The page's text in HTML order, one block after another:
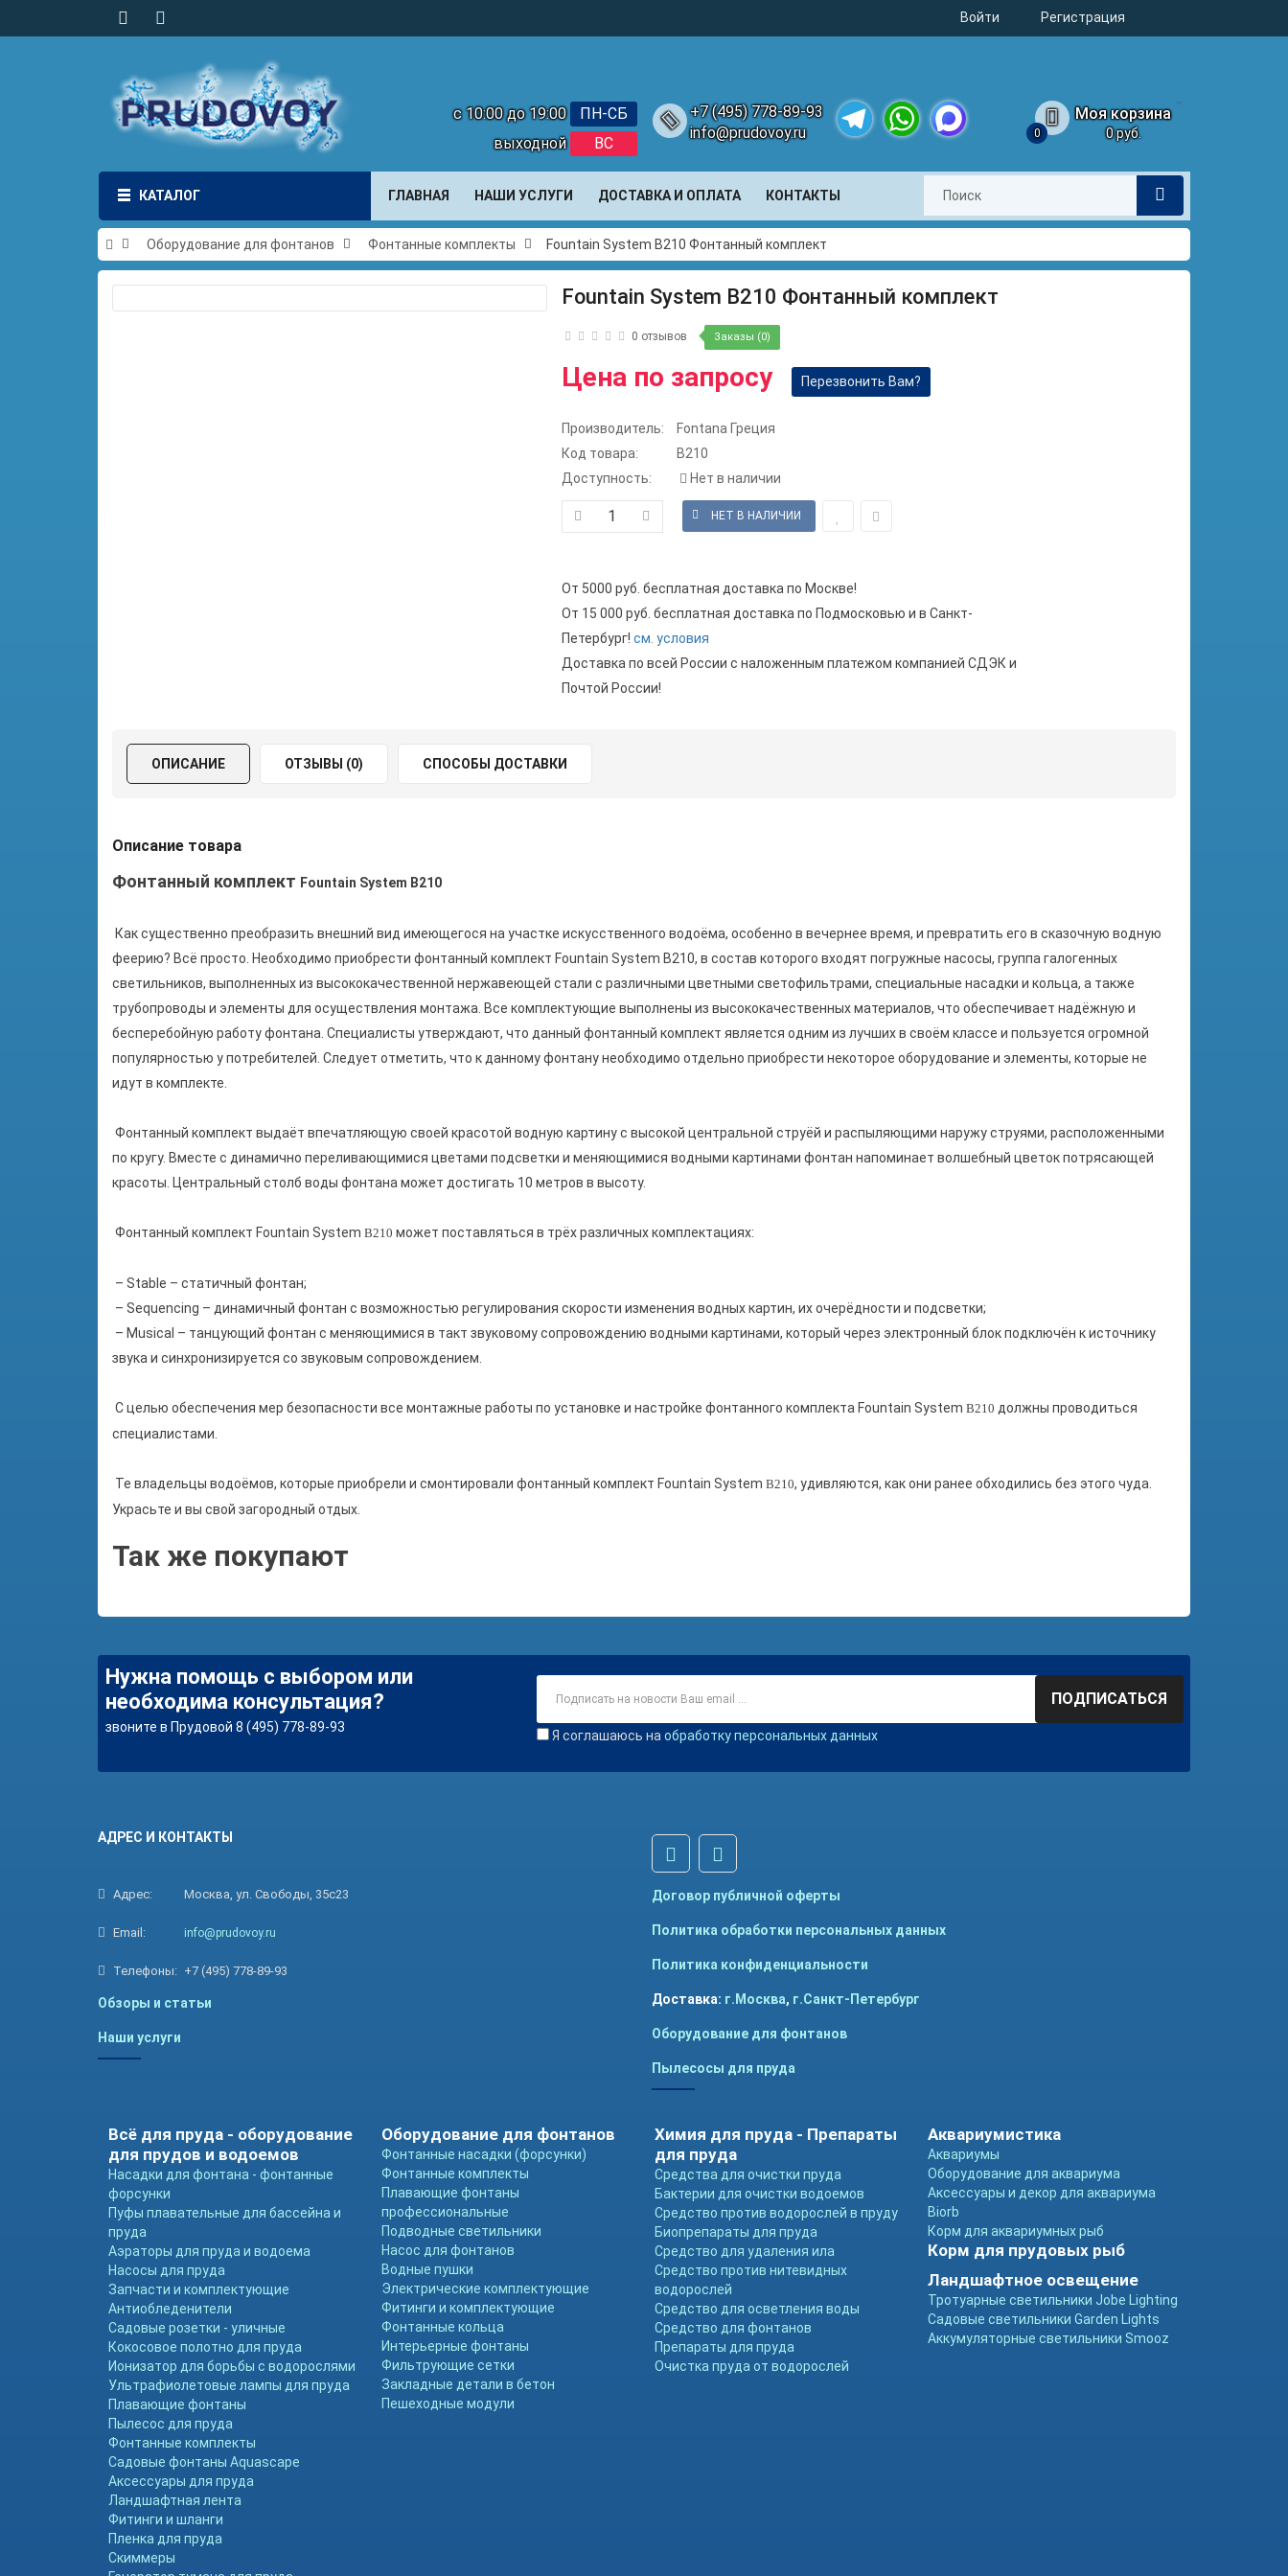
Войти Регистрация
с 10:00 до 19:00
ПН-СБ
выходной
ВС
+7 (495) 778-89-93
info@prudovoy.ru
Моя корзина
0 0 руб.
КАТАЛОГ ГЛАВНАЯ НАШИ УСЛУГИ ДОСТАВКА И ОПЛАТА КОНТАКТЫ
Оборудование для фонтанов Фонтанные комплекты Fountain System B210 Фонтанный комплект
Fountain System B210 Фонтанный комплект
0 отзывов Заказы (0)
Цена по запросу Перезвонить Вам?
Производитель:
Fontana Греция
Код товара:
B210
Доступность:
Нет в наличии
От 5000 руб. бесплатная доставка по Москве!
От 15 000 руб. бесплатная доставка по Подмосковью и в Санкт-
Петербург! см. условия
Доставка по всей России с наложенным платежом компанией СДЭК и
Почтой России!
ОПИСАНИЕ ОТЗЫВЫ (0) СПОСОБЫ ДОСТАВКИ
Описание товара
Фонтанный комплект Fountain System B210
Как существенно преобразить внешний вид имеющегося на участке искусственного водоёма, особенно в вечернее время, и превратить его в сказочную водную
феерию? Всё просто. Необходимо приобрести фонтанный комплект Fountain System B210, в состав которого входят погружные насосы, группа галогенных
светильников, выполненных из высококачественной нержавеющей стали с различными цветными светофильтрами, специальные насадки и кольца, а также
трубопроводы и элементы для осуществления монтажа. Все комплектующие выполнены из высококачественных материалов, что обеспечивает надёжную и
бесперебойную работу фонтана. Специалисты утверждают, что данный фонтанный комплект является одним из лучших в своём классе и пользуется огромной
популярностью у потребителей. Следует отметить, что к данному фонтану необходимо отдельно приобрести некоторое оборудование и элементы, которые не
идут в комплекте.
Фонтанный комплект выдаёт впечатляющую своей красотой водную картину с высокой центральной струёй и распыляющими наружу струями, расположенными
по кругу. Вместе с динамично переливающимися цветами подсветки и меняющимися водными картинами фонтан напоминает волшебный цветок потрясающей
красоты. Центральный столб воды фонтана может достигать 10 метров в высоту.
Фонтанный комплект Fountain System B210 может поставляться в трёх различных комплектациях:
– Stable – статичный фонтан;
– Sequencing – динамичный фонтан с возможностью регулирования скорости изменения водных картин, их очерёдности и подсветки;
– Musical – танцующий фонтан с меняющимися в такт звуковому сопровождению водными картинами, который через электронный блок подключён к источнику
звука и синхронизируется со звуковым сопровождением.
С целью обеспечения мер безопасности все монтажные работы по установке и настройке фонтанного комплекта Fountain System B210 должны проводиться
специалистами.
Те владельцы водоёмов, которые приобрели и смонтировали фонтанный комплект Fountain System B210, удивляются, как они ранее обходились без этого чуда.
Украсьте и вы свой загородный отдых.
Так же покупают
Нужна помощь с выбором или
необходима консультация?
звоните в Прудовой 8 (495) 778-89-93
ПОДПИСАТЬСЯ
Я соглашаюсь на обработку персональных данных
АДРЕС И КОНТАКТЫ
Адрес: Москва, ул. Свободы, 35с23
Email: info@prudovoy.ru
Телефоны: +7 (495) 778-89-93
Обзоры и статьи
Наши услуги
Договор публичной оферты
Политика обработки персональных данных
Политика конфиденциальности
Доставка: г.Москва, г.Санкт-Петербург
Оборудование для фонтанов
Пылесосы для пруда
Всё для пруда - оборудование
для прудов и водоемов
Насадки для фонтана - фонтанные
форсунки
Пуфы плавательные для бассейна и
пруда
Аэраторы для пруда и водоема
Насосы для пруда
Запчасти и комплектующие
Антиобледенители
Садовые розетки - уличные
Кокосовое полотно для пруда
Ионизатор для борьбы с водорослями
Ультрафиолетовые лампы для пруда
Плавающие фонтаны
Пылесос для пруда
Фонтанные комплекты
Садовые фонтаны Aquascape
Аксессуары для пруда
Ландшафтная лента
Фитинги и шланги
Пленка для пруда
Скиммеры
Оборудование для фонтанов
Фонтанные насадки (форсунки)
Фонтанные комплекты
Плавающие фонтаны
профессиональные
Подводные светильники
Насос для фонтанов
Водные пушки
Электрические комплектующие
Фитинги и комплектующие
Фонтанные кольца
Интерьерные фонтаны
Фильтрующие сетки
Закладные детали в бетон
Пешеходные модули
Химия для пруда - Препараты
для пруда
Средства для очистки пруда
Бактерии для очистки водоемов
Средство против водорослей в пруду
Биопрепараты для пруда
Средство для удаления ила
Средство против нитевидных
водорослей
Средство для осветления воды
Средство для фонтанов
Препараты для пруда
Очистка пруда от водорослей
Аквариумистика
Аквариумы
Оборудование для аквариума
Аксессуары и декор для аквариума
Biorb
Корм для аквариумных рыб
Корм для прудовых рыб
Ландшафтное освещение
Тротуарные светильники Jobe Lighting
Садовые светильники Garden Lights
Аккумуляторные светильники Smooz